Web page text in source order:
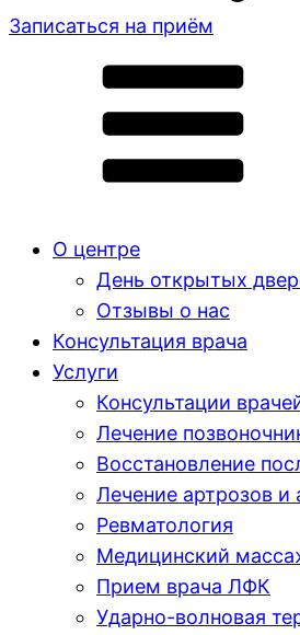
Записаться на приём
О центре
День открытых
Отзывы о нас
Консультация врача
Услуги
Консультации
Лечение
Восстановление
Лечение артрозов и
Ревматология
Медицинский
Прием врача ЛФК
Ударно-волновая